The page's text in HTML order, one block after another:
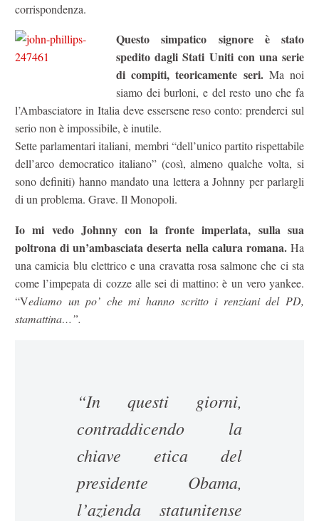
corrispondenza.
Questo simpatico signore è stato
spedito dagli Stati Uniti con una serie
di compiti, teoricamente seri.Ma noi
siamo dei burloni, e del resto uno che fa
l’Ambasciatore in Italia deve essersene reso conto: prenderci sul
serio non è impossibile, è inutile.
Sette parlamentari italiani, membri “dell’unico partito rispettabile
dell’arco democratico italiano” (così, almeno qualche volta, si
sono definiti) hanno mandato una lettera a Johnny per parlargli
di un problema. Grave. Il Monopoli.
Io mi vedo Johnny con la fronte imperlata, sulla sua
poltrona di un’ambasciata deserta nella calura romana.Ha
una camicia blu elettrico e una cravatta rosa salmone che ci sta
come l’impepata di cozze alle sei di mattino: è un vero yankee.
“Vediamo un po’ che mi hanno scritto i renziani del PD,
stamattina…”.
“In questi giorni,
contraddicendo la
chiave etica del
presidente Obama,
l’azienda statunitense